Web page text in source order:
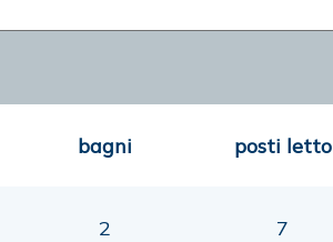
bagni posti letto
2 7